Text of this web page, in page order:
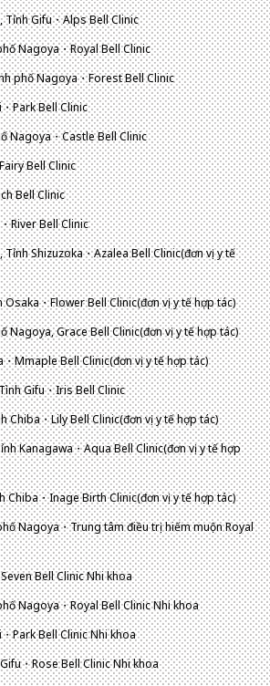
Tỉnh Gifu・Alps Bell Clinic
Nagoya・Royal Bell Clinic
phố Nagoya・Forest Bell Clinic
Park Bell Clinic
Nagoya・Castle Bell Clinic
Bell Clinic
Bell Clinic
River Bell Clinic
Shizuzoka・Azalea Bell Clinic(đơn vị y tế
Osaka・Flower Bell Clinic(đơn vị y tế hợp tác)
Nagoya, Grace Bell Clinic(đơn vị y tế hợp tác)
Mmaple Bell Clinic(đơn vị y tế hợp tác)
Gifu・Iris Bell Clinic
Chiba・Lily Bell Clinic(đơn vị y tế hợp tác)
Kanagawa・Aqua Bell Clinic(đơn vị y tế hợp
Chiba・Inage Birth Clinic(đơn vị y tế hợp tác)
Nagoya・Trung tâm điều trị hiếm muộn Royal
Bell Clinic Nhi khoa
Nagoya・Royal Bell Clinic Nhi khoa
Park Bell Clinic Nhi khoa
・Rose Bell Clinic Nhi khoa